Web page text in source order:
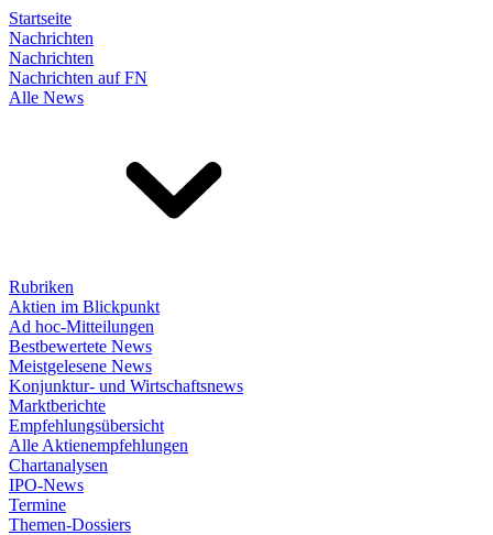
Startseite
Nachrichten
Nachrichten
Nachrichten auf FN
Alle News
Rubriken
Aktien im Blickpunkt
Ad hoc-Mitteilungen
Bestbewertete News
Meistgelesene News
Konjunktur- und Wirtschaftsnews
Marktberichte
Empfehlungsübersicht
Alle Aktienempfehlungen
Chartanalysen
IPO-News
Termine
Themen-Dossiers